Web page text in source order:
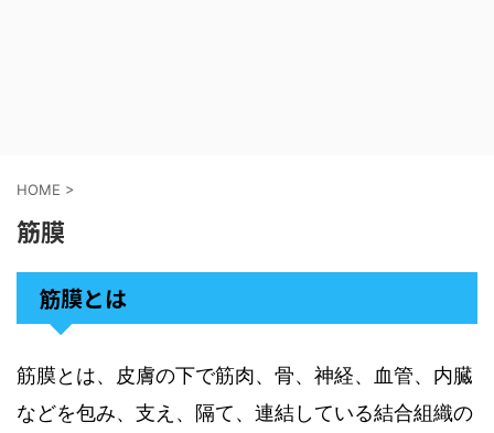
HOME >
筋膜
筋膜とは
筋膜とは、皮膚の下で筋肉、骨、神経、血管、内臓
などを包み、支え、隔て、連結している結合組織の